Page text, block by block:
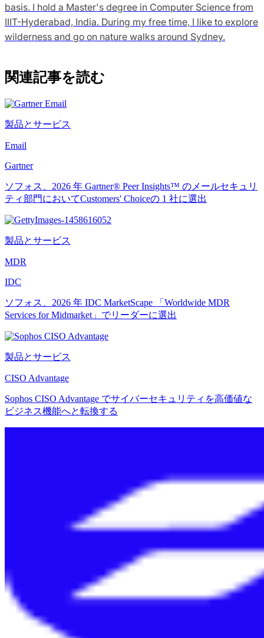
basis. I hold a Master's degree in Computer Science from
IIIT-Hyderabad, India. During my free time, I like to explore
wilderness and go on nature walks around Sydney.
関連記事を読む
製品とサービス
Email
Gartner
ソフォス、2026 年 Gartner® Peer Insights™ のメールセキュリ
ティ部門においてCustomers' Choiceの 1 社に選出
製品とサービス
MDR
IDC
ソフォス、2026 年 IDC MarketScape 「Worldwide MDR
Services for Midmarket」でリーダーに選出
製品とサービス
CISO Advantage
Sophos CISO Advantage でサイバーセキュリティを高価値な
ビジネス機能へと転換する